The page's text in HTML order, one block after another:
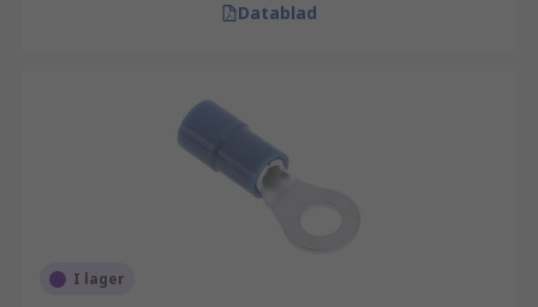
Datablad
I lager